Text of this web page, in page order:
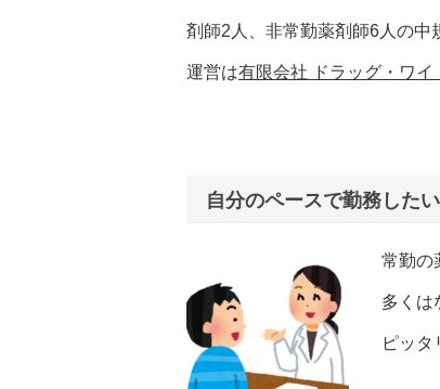
剤師2人、非常勤薬剤師6人の中
運営は有限会社 ドラッグ・ワイ
自分のペースで勤務した
常勤の
多くは
ピッタ